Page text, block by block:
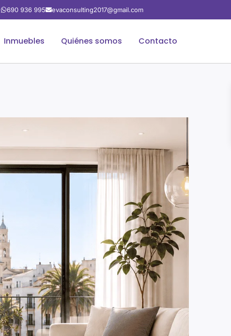
690 936 995 evaconsulting2017@gmail.com
Inmuebles Quiénes somos Contacto